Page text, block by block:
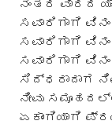
ನಂತರ ವಾರದ
ಸವಾರಿಗಾಗಿ
ಸವಾರಿಗಾಗಿ
ಸವಾರಿಗಾಗಿ
ಸಿದ್ಧರಾದಾಗ
ನೀವು
ಏಕಾಂಗಿಯಾಗಿ